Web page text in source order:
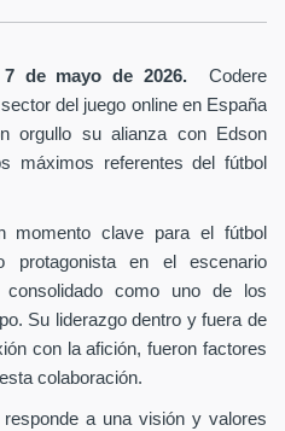
de mayo de 2026. Codere
del juego online en España
orgullo su alianza con Edson
máximos referentes del fútbol
momento clave para el fútbol
protagonista en el escenario
como uno de los
Su liderazgo dentro y fuera de
con la afición, fueron factores
colaboración.
a una visión y valores